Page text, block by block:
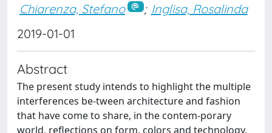
Chiarenza, Stefano ; Inglisa, Rosalinda
2019-01-01
Abstract
The present study intends to highlight the multiple
interferences be-tween architecture and fashion
that have come to share, in the contem-porary
world, reflections on form, colors and technology.